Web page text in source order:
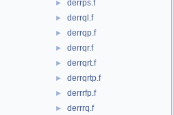
► derrps.f
► derrql.f
► derrqp.f
► derrqr.f
► derrqrt.f
► derrqrtp.f
► derrrfp.f
► derrrq.f